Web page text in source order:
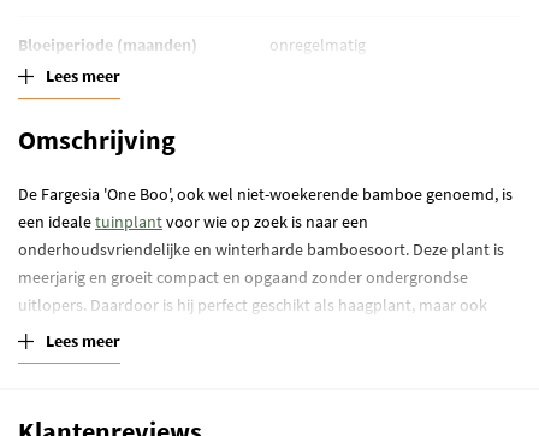
Omschrijving
De Fargesia 'One Boo', ook wel niet-woekerende bamboe genoemd, is
een idealetuinplantvoor wie op zoek is naar een
onderhoudsvriendelijke en winterharde bamboesoort. Deze plant is
meerjarig en groeit compact en opgaand zonder ondergrondse
uitlopers. Daardoor is hij perfect geschikt als haagplant, maar ook
prachtig in een kuip of grote pot op balkon of terras. Het hele jaar
door zorgt hij voor een groene en rustige uitstraling in de tuin.
Lees meer
Bloeiperiode (maanden) onregelmatig
Levensduur
Winterhardheid
Groenblijvend Groenblijvend
Lees meer